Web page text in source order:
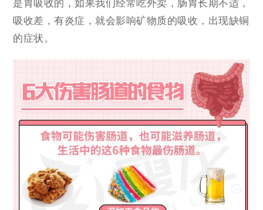
是胃吸收的，如果我们经常吃外卖，肠胃长期不适，
吸收差，有炎症，就会影响矿物质的吸收，出现缺铜
的症状。